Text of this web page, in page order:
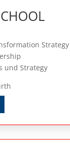
Strategy
und Strategy